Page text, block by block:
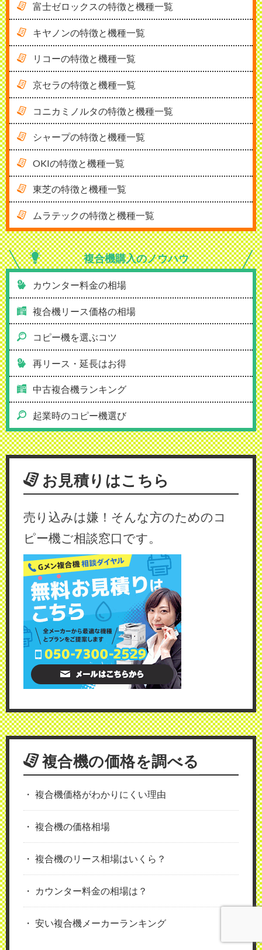
富士ゼロックスの特徴と機種一覧
キヤノンの特徴と機種一覧
リコーの特徴と機種一覧
京セラの特徴と機種一覧
コニカミノルタの特徴と機種一覧
シャープの特徴と機種一覧
OKIの特徴と機種一覧
東芝の特徴と機種一覧
ムラテックの特徴と機種一覧
複合機購入のノウハウ
カウンター料金の相場
複合機リース価格の相場
コピー機を選ぶコツ
再リース・延長はお得
中古複合機ランキング
起業時のコピー機選び
お見積りはこちら
売り込みは嫌！そんな方のためのコ
ピー機ご相談窓口です。
複合機の価格を調べる
複合機価格がわかりにくい理由
複合機の価格相場
複合機のリース相場はいくら？
カウンター料金の相場は？
安い複合機メーカーランキング